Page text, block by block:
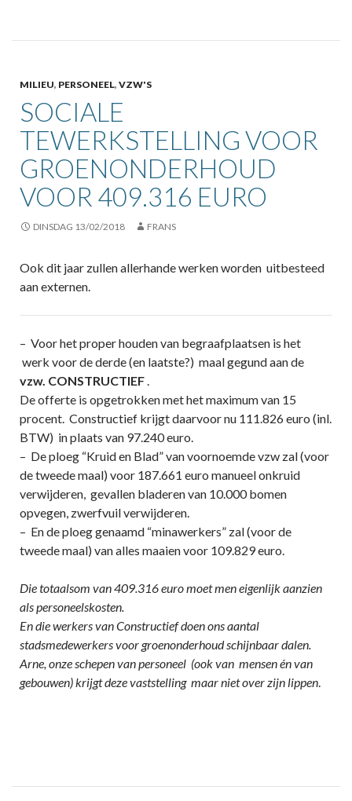
MILIEU, PERSONEEL, VZW'S
SOCIALE
TEWERKSTELLING VOOR
GROENONDERHOUD
VOOR 409.316 EURO
DINSDAG 13/02/2018 FRANS
Ook dit jaar zullen allerhande werken worden uitbesteed
aan externen.
– Voor het proper houden van begraafplaatsen is het
werk voor de derde (en laatste?) maal gegund aan de
vzw. CONSTRUCTIEF.
De offerte is opgetrokken met het maximum van 15
procent. Constructief krijgt daarvoor nu 111.826 euro (inl.
BTW) in plaats van 97.240 euro.
– De ploeg “Kruid en Blad” van voornoemde vzw zal (voor
de tweede maal) voor 187.661 euro manueel onkruid
verwijderen, gevallen bladeren van 10.000 bomen
opvegen, zwerfvuil verwijderen.
– En de ploeg genaamd “minawerkers” zal (voor de
tweede maal) van alles maaien voor 109.829 euro.
Die totaalsom van 409.316 euro moet men eigenlijk aanzien
als personeelskosten.
En die werkers van Constructief doen ons aantal
stadsmedewerkers voor groenonderhoud schijnbaar dalen.
Arne, onze schepen van personeel (ook van mensen én van
gebouwen) krijgt deze vaststelling maar niet over zijn lippen.